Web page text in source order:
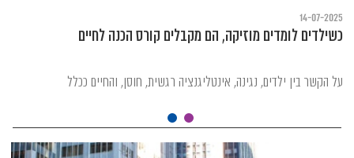
14-07-2025
כשילדים לומדים מוזיקה, הם מקבלים קורס הכנה לחיים
על הקשר בין ילדים, נגינה, אינטליגנציה רגשית, חוסן, והחיים ככלל